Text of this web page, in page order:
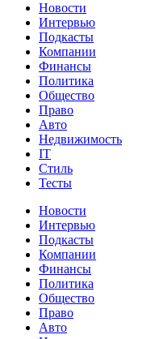
Новости
Интервью
Подкасты
Компании
Финансы
Политика
Общество
Право
Авто
Недвижимость
IT
Стиль
Тесты
Новости
Интервью
Подкасты
Компании
Финансы
Политика
Общество
Право
Авто